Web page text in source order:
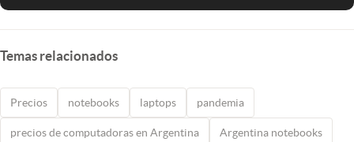
Temas relacionados
Precios notebooks laptops pandemia
precios de computadoras en Argentina Argentina notebooks